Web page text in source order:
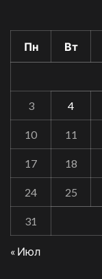
Пн Вт
3 4
10 11
17 18
24 25
31
« Июл